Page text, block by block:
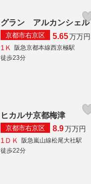
グラン アルカンシェル
京都市右京区 5.65万万円
1Ｋ
阪急京都本線西京極駅
徒歩23分
ヒカルサ京都梅津
京都市右京区 8.9万万円
1ＤＫ
阪急嵐山線松尾大社駅
徒歩22分